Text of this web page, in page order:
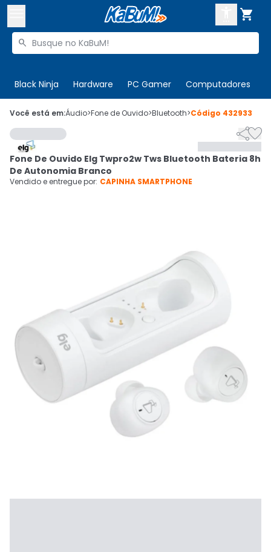

Buscar produtos

Black Ninja Hardware PC Gamer Computadores
 Olá. Acesse sua conta
 Departamentos
Cupons
CADASTRE-SE
Você está em:Áudio>Fone de Ouvido>Bluetooth>Código 432933

Fone De Ouvido Elg Twpro2w Tws Bluetooth Bateria 8h
De Autonomia Branco
Vendido e entregue por: CAPINHA SMARTPHONE